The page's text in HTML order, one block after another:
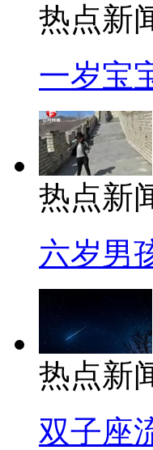
热点新
一岁宝
热点新
六岁男
热点新
双子座